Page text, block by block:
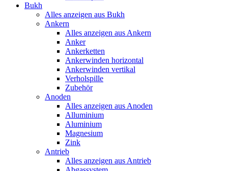
Bukh
Alles anzeigen aus Bukh
Ankern
Alles anzeigen aus Ankern
Anker
Ankerketten
Ankerwinden horizontal
Ankerwinden vertikal
Verholspille
Zubehör
Anoden
Alles anzeigen aus Anoden
Alluminium
Aluminium
Magnesium
Zink
Antrieb
Alles anzeigen aus Antrieb